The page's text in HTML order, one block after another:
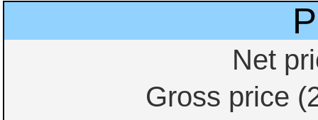
Net
Gross price